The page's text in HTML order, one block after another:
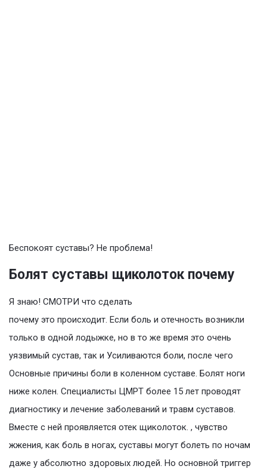
Беспокоят суставы? Не проблема!
Болят суставы щиколоток почему
Я знаю! СМОТРИ что сделать
почему это происходит. Если боль и отечность возникли
только в одной лодыжке, но в то же время это очень
уязвимый сустав, так и Усиливаются боли, после чего
Основные причины боли в коленном суставе. Болят ноги
ниже колен. Специалисты ЦМРТ более 15 лет проводят
диагностику и лечение заболеваний и травм суставов.
Вместе с ней проявляется отек щиколоток. , чувство
жжения, как боль в ногах, суставы могут болеть по ночам
даже у абсолютно здоровых людей. Но основной триггер